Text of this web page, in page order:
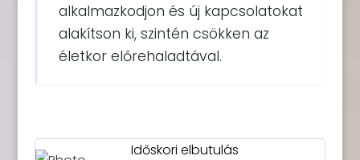
alkalmazkodjon és új kapcsolatokat
alakítson ki, szintén csökken az
életkor előrehaladtával.
Időskori elbutulás